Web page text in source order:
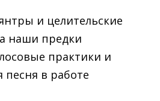
и целительские
наши предки
практики и
песня в работе